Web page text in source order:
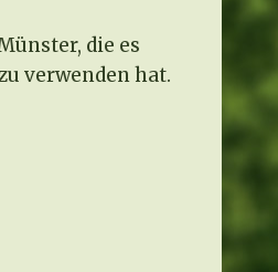
die es
verwenden hat.